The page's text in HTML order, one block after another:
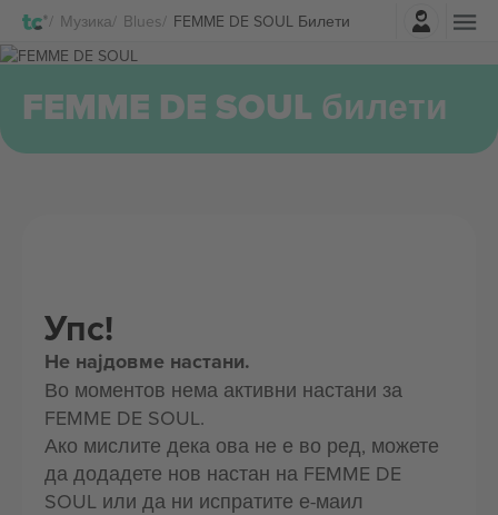
Музика Blues FEMME DE SOUL Билети
Најави се
FEMME DE SOUL билети
Упс!
Не најдовме настани.
Во моментов нема активни настани за
FEMME DE SOUL.
Ако мислите дека ова не е во ред, можете
да додадете нов настан на FEMME DE
SOUL или да ни испратите е-маил